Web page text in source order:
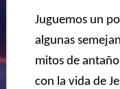
Juguemos un
algunas
mitos de
con la vida de